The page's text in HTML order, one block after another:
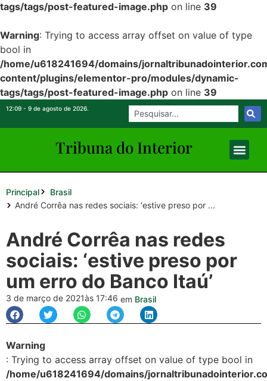
tags/tags/post-featured-image.php on line 39
Warning: Trying to access array offset on value of type
bool in
/home/u618241694/domains/
content/plugins/elementor-pro/modules/dynamic-
tags/tags/post-featured-image.php on line 39
12:09 - 9 de agosto de 2026.
Tribuna do Interior
Principal
Brasil
André Corrêa nas redes sociais: ‘estive preso por ...
André Corrêa nas redes
sociais: ‘estive preso por
um erro do Banco Itaú’
3 de março de 2021às 17:46 em Brasil
Warning
: Trying to access array offset on value of type bool in
/home/u618241694/domains/